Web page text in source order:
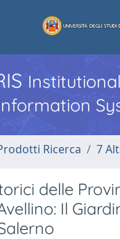
Institutional
Ricerca 7
delle
Il